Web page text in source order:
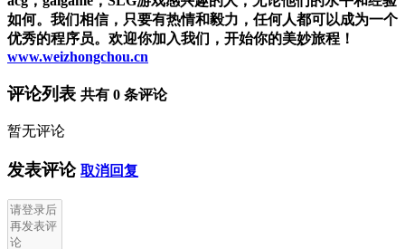
如何。我们相信，只要有热情和毅力，任何人都可以成为一个
优秀的程序员。欢迎你加入我们，开始你的美妙旅程！
www.weizhongchou.cn
评论列表 共有 0 条评论
暂无评论
发表评论 取消回复